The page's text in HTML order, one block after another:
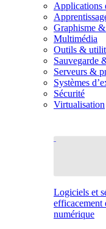
Applications
Graphisme
Multimédia
Outils &
Sauvegarde
Serveurs &
Systèmes
Sécurité
Virtualisation
Logiciels et
efficacement
numérique